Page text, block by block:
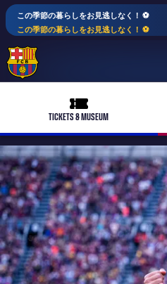
この季節の暮らしをお見逃しなく！ ⚽️
この季節の暮らしをお見逃しなく！ ⚽️
ticket-full
TICKETS & MUSEUM
plusicon
label.aria.plus
バルサアカデミー
plusicon
label.aria.plus
PLUSICON
LABEL.ARIA.PLUS
トップチーム
女子サッカー
plusicon
label.aria.plus